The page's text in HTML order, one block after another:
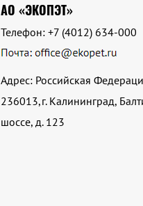
АО «ЭКОПЭТ»
Телефон: +7 (4012) 634-000
Адрес: Российская
236013,г. Калининград,
шоссе, д. 123